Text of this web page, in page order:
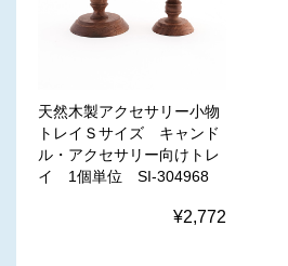
天然木製アクセサリー小物
トレイＳサイズ キャンド
ル・アクセサリー向けトレ
イ 1個単位 SI-304968
¥2,772